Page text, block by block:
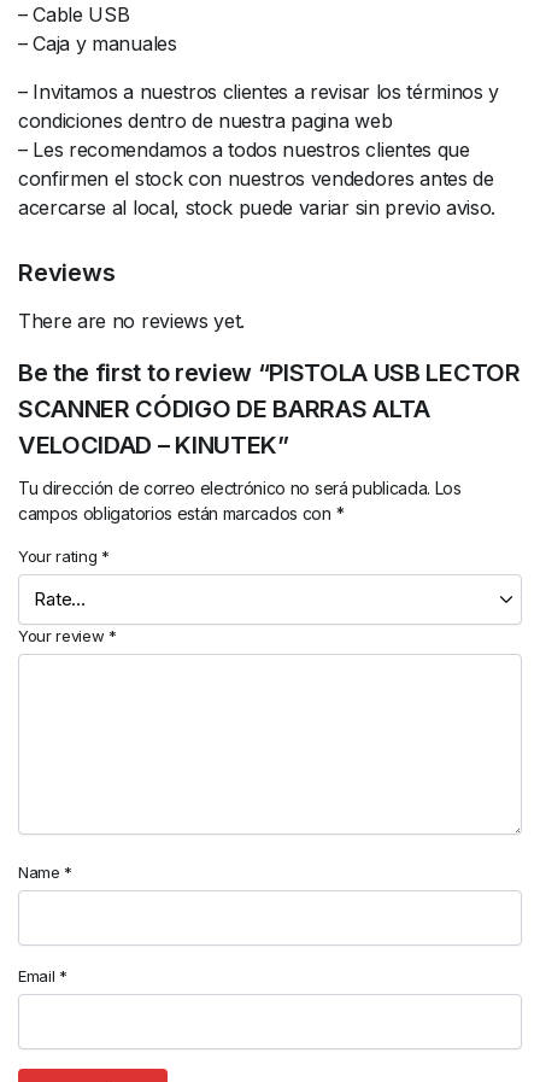
– Cable USB
– Caja y manuales
– Invitamos a nuestros clientes a revisar los términos y
condiciones dentro de nuestra pagina web
– Les recomendamos a todos nuestros clientes que
confirmen el stock con nuestros vendedores antes de
acercarse al local, stock puede variar sin previo aviso.
Reviews
There are no reviews yet.
Be the first to review “PISTOLA USB LECTOR
SCANNER CÓDIGO DE BARRAS ALTA
VELOCIDAD – KINUTEK”
Tu dirección de correo electrónico no será publicada. Los
campos obligatorios están marcados con *
Your rating *
Your review *
Name *
Email *